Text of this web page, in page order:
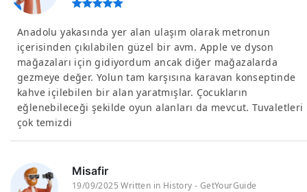
Anadolu yakasında yer alan ulaşım olarak metronun
içerisinden çıkılabilen güzel bir avm. Apple ve dyson
mağazaları için gidiyordum ancak diğer mağazalarda
gezmeye değer. Yolun tam karşısına karavan konseptinde
kahve içilebilen bir alan yaratmışlar. Çocukların
eğlenebileceği şekilde oyun alanları da mevcut. Tuvaletleri
çok temizdi
Misafir
19/09/2025 Written in History - GetYourGuide